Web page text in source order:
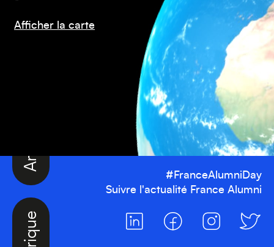
Afficher la carte
Afrique
#FranceAlumniDay
Suivre l'actualité France Alumni